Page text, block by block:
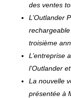
des ventes
L’Outlander
troisième
L’entreprise
l’Outlander
La nouvelle
présentée à